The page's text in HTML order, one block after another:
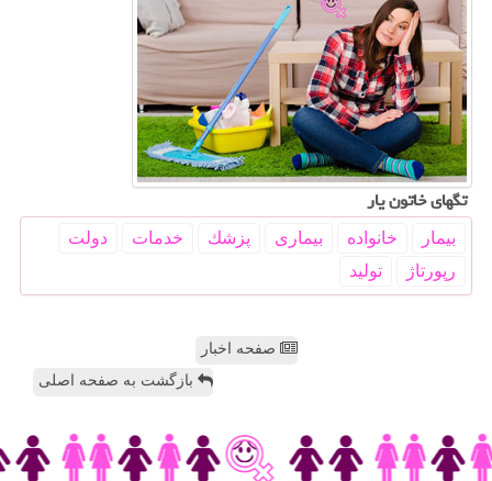
تگهای خاتون یار
بیمار خانواده بیماری پزشك خدمات
دولت
رپورتاژ
تولید
صفحه اخبار
بازگشت به صفحه اصلی